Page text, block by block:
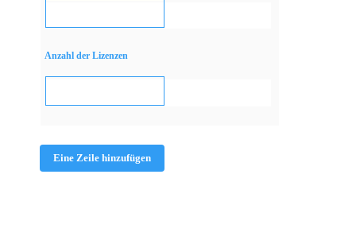
Anzahl der Lizenzen
Eine Zeile hinzufügen